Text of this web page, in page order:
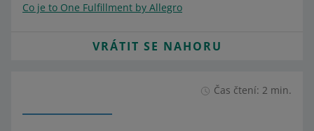
Co je to One Fulfillment by Allegro
VRÁTIT SE NAHORU
Čas čtení: 2 min.